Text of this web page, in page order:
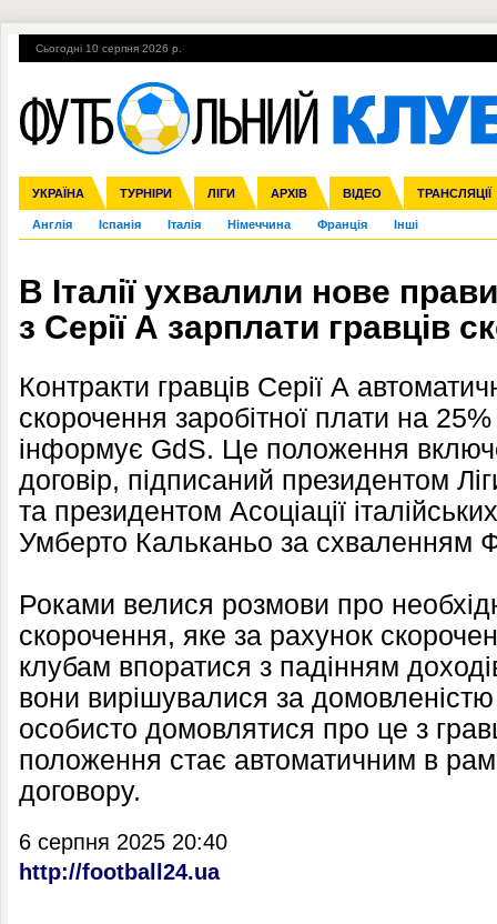
Сьогодні 10 серпня 2026 р.
УКРАЇНА ТУРНІРИ ЛІГИ АРХІВ ВІДЕО ТРАНСЛЯЦІЇ
Збірна Прем'єр-ліга Перша ліга Друга ліга Кубок України
Ліга чемпіонів Ліга Європи Міжнародні Ліга націй Ліга
Англія Іспанія Італія Німеччина Франція Інші
ЧС-2014 ЄВРО-2016 Росія Кубок конфедерацій ЧЄ-2015 (U-
Гарячі теми УПЛ, 2-й тур ВІЙНА УПЛ-ПЕРЕХОДИ
В Італії ухвалили нове
з Серії А зарплати гравців
Контракти гравців Серії А
скорочення заробітної плати на
інформує GdS. Це положення
договір, підписаний президентом
та президентом Асоціації
Умберто Кальканьо за схваленням
Роками велися розмови про
скорочення, яке за рахунок
клубам впоратися з падінням
вони вирішувалися за
особисто домовлятися про це з
положення стає автоматичним в
договору.
6 серпня 2025 20:40
http://football24.ua